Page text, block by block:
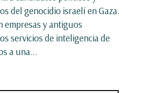
del genocidio israelí en Gaza.
empresas y antiguos
servicios de inteligencia de
a una...